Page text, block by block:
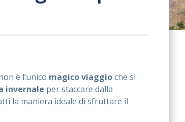
è l’unico magico viaggioche si
invernale per staccare dalla
la maniera ideale di sfruttare il